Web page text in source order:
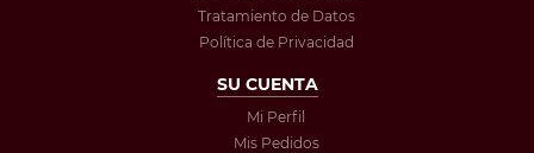
Tratamiento de Datos
Política de Privacidad
SU CUENTA
Mi Perfil
Mis Pedidos